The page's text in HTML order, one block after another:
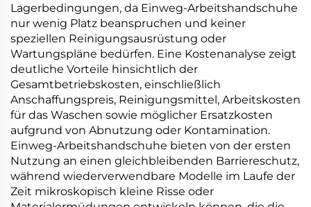
Lagerbedingungen, da Einweg-Arbeitshandschuhe
nur wenig Platz beanspruchen und keiner
speziellen Reinigungsausrüstung oder
Wartungspläne bedürfen. Eine Kostenanalyse zeigt
deutliche Vorteile hinsichtlich der
Gesamtbetriebskosten, einschließlich
Anschaffungspreis, Reinigungsmittel, Arbeitskosten
für das Waschen sowie möglicher Ersatzkosten
aufgrund von Abnutzung oder Kontamination.
Einweg-Arbeitshandschuhe bieten von der ersten
Nutzung an einen gleichbleibenden Barriereschutz,
während wiederverwendbare Modelle im Laufe der
Zeit mikroskopisch kleine Risse oder